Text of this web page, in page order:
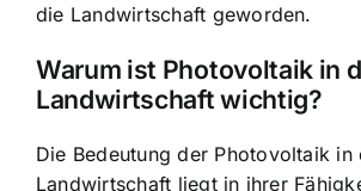
die Landwirtschaft geworden.
Warum ist Photovoltaik in
Landwirtschaft wichtig?
Die Bedeutung der Photovoltaik in
Landwirtschaft liegt in ihrer